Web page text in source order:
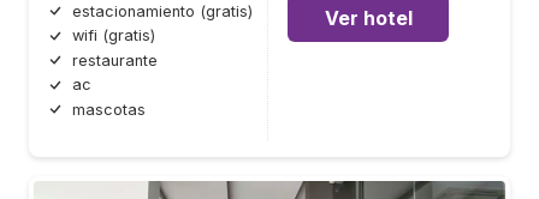
estacionamiento (gratis)
wifi (gratis)
restaurante
ac
mascotas
Ver hotel